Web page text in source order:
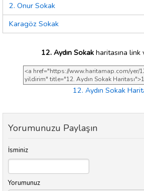
2. Onur Sokak
Karagöz Sokak
12. Aydın Sokak haritasına link
12. Aydın Sokak
Yorumunuzu Paylaşın
İsminiz
Yorumunuz